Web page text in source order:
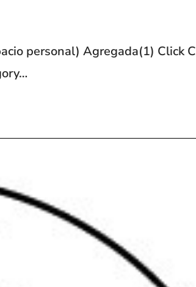
personal) Agregada(1) Click